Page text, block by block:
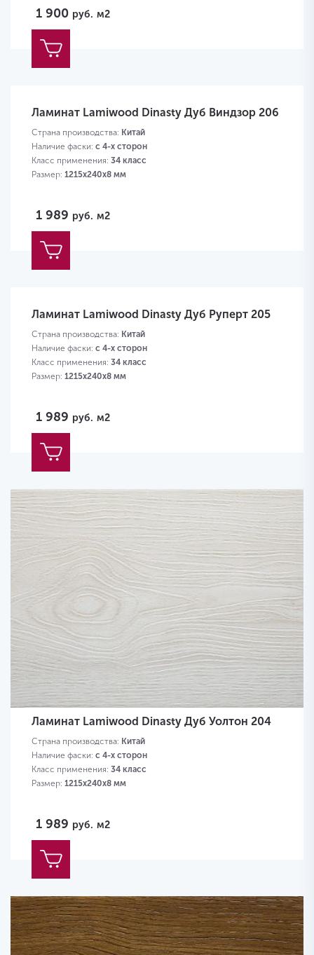
1 900 руб. м2
Ламинат Lamiwood Dinasty Дуб Виндзор 206
Страна производства: Китай
Наличие фаски: с 4-х сторон
Класс применения: 34 класс
Размер: 1215х240х8 мм
1 989 руб. м2
Ламинат Lamiwood Dinasty Дуб Руперт 205
Страна производства: Китай
Наличие фаски: с 4-х сторон
Класс применения: 34 класс
Размер: 1215х240х8 мм
1 989 руб. м2
Ламинат Lamiwood Dinasty Дуб Уолтон 204
Страна производства: Китай
Наличие фаски: с 4-х сторон
Класс применения: 34 класс
Размер: 1215х240х8 мм
1 989 руб. м2